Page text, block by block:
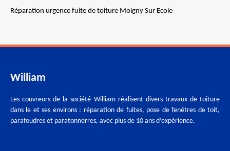
Réparation urgence fuite de toiture Moigny Sur Ecole
William
Les couvreurs de la société William réalisent divers travaux de toiture
dans le et ses environs : réparation de fuites, pose de fenêtres de toit,
parafoudres et paratonnerres, avec plus de 10 ans d’expérience.